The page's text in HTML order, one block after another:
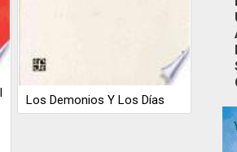
Los Demonios Y Los Días